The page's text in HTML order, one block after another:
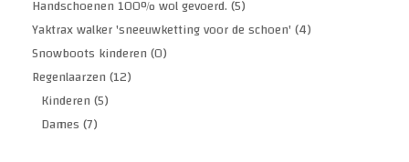
Handschoenen 100% wol gevoerd.(5)
Yaktrax walker 'sneeuwketting voor de schoen'(4)
Snowboots kinderen(0)
Regenlaarzen(12)
Kinderen(5)
Dames(7)